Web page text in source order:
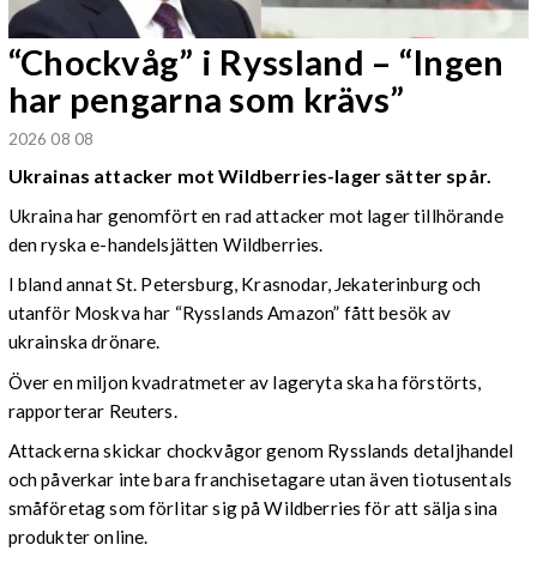
“Chockvåg” i Ryssland – “Ingen
har pengarna som krävs”
2026 08 08
Ukrainas attacker mot Wildberries-lager sätter spår.
Ukraina har genomfört en rad attacker mot lager tillhörande
den ryska e-handelsjätten Wildberries.
I bland annat St. Petersburg, Krasnodar, Jekaterinburg och
utanför Moskva har “Rysslands Amazon” fått besök av
ukrainska drönare.
Över en miljon kvadratmeter av lageryta ska ha förstörts,
rapporterar Reuters.
Attackerna skickar chockvågor genom Rysslands detaljhandel
och påverkar inte bara franchisetagare utan även tiotusentals
småföretag som förlitar sig på Wildberries för att sälja sina
produkter online.